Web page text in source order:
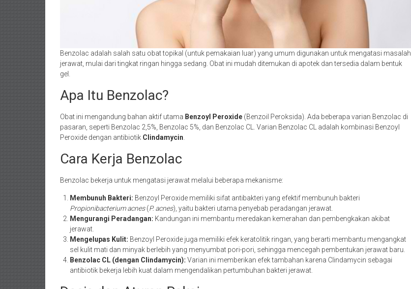
Benzolac adalah salah satu obat topikal (untuk pemakaian luar) yang umum digunakan untuk mengatasi masalah
jerawat, mulai dari tingkat ringan hingga sedang. Obat ini mudah ditemukan di apotek dan tersedia dalam bentuk
gel.
Apa Itu Benzolac?
Obat ini mengandung bahan aktif utama Benzoyl Peroxide (Benzoil Peroksida). Ada beberapa varian Benzolac di
pasaran, seperti Benzolac 2,5%, Benzolac 5%, dan Benzolac CL. Varian Benzolac CL adalah kombinasi Benzoyl
Peroxide dengan antibiotik Clindamycin.
Cara Kerja Benzolac
Benzolac bekerja untuk mengatasi jerawat melalui beberapa mekanisme:
Membunuh Bakteri: Benzoyl Peroxide memiliki sifat antibakteri yang efektif membunuh bakteri
Propionibacterium acnes(P. acnes), yaitu bakteri utama penyebab peradangan jerawat.
Mengurangi Peradangan: Kandungan ini membantu meredakan kemerahan dan pembengkakan akibat
jerawat.
Mengelupas Kulit: Benzoyl Peroxide juga memiliki efek keratolitik ringan, yang berarti membantu mengangkat
sel kulit mati dan minyak berlebih yang menyumbat pori-pori, sehingga mencegah pembentukan jerawat baru.
Benzolac CL (dengan Clindamycin): Varian ini memberikan efek tambahan karena Clindamycin sebagai
antibiotik bekerja lebih kuat dalam mengendalikan pertumbuhan bakteri jerawat.